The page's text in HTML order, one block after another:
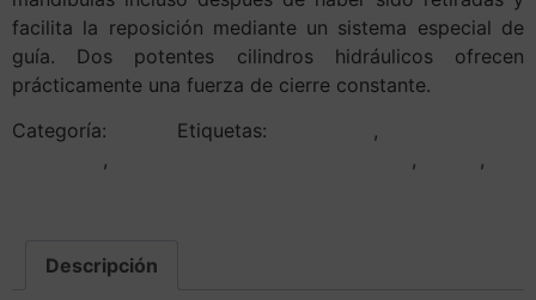
facilita la reposición mediante un sistema especial de
guía. Dos potentes cilindros hidráulicos ofrecen
prácticamente una fuerza de cierre constante.
Categoría:
Etiquetas: ,
, ,
,
Descripción